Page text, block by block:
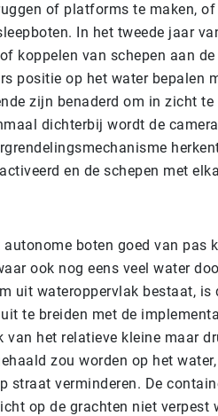
of platforms te maken, of
In het tweede jaar
koppelen van schepen aan
positie op het water bepalen
zijn benaderd om in zicht te
dichterbij wordt de
en de schepen met
autonome boten goed van pas
ook nog eens veel water
uit wateroppervlak bestaat,
te breiden met de
van het relatieve kleine maar
zou worden op het
straat verminderen. De
op de grachten niet verpest